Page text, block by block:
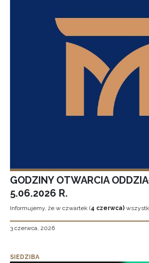
GODZINY OTWARCIA
5.06.2026 R.
Informujemy, że w czwartek (4 czerwca)
3 czerwca, 2026
SIEDZIBA